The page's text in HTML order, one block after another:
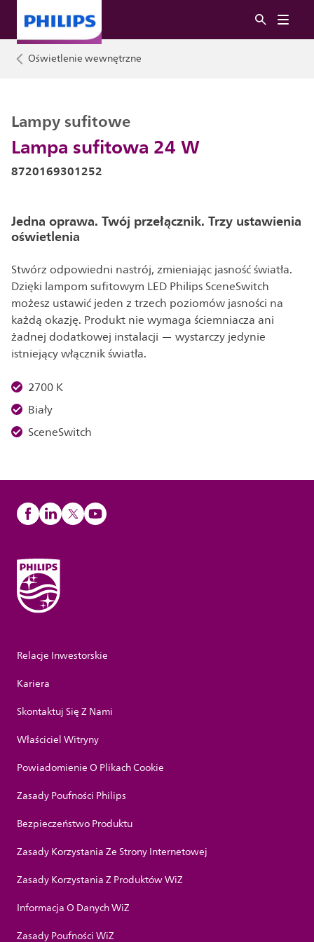
Oświetlenie wewnętrzne
Lampa sufitowa 24 W
Lampy sufitowe
8720169301252
Jedna oprawa. Twój przełącznik. Trzy ustawienia
oświetlenia
Stwórz odpowiedni nastrój, zmieniając jasność światła.
Dzięki lampom sufitowym LED Philips SceneSwitch
możesz ustawić jeden z trzech poziomów jasności na
każdą okazję. Produkt nie wymaga ściemniacza ani
żadnej dodatkowej instalacji — wystarczy jedynie
istniejący włącznik światła.
2700 K
Biały
SceneSwitch
Relacje Inwestorskie
Kariera
Skontaktuj Się Z Nami
Właściciel Witryny
Powiadomienie O Plikach Cookie
Zasady Poufności Philips
Bezpieczeństwo Produktu
Zasady Korzystania Ze Strony Internetowej
Zasady Korzystania Z Produktów WiZ
Informacja O Danych WiZ
Zasady Poufności WiZ